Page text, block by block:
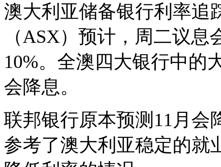
澳大利亚储备银行利率追
（ASX）预计，周二议息
10%。全澳四大银行中的
会降息。
联邦银行原本预测 11 月会
参考了澳大利亚稳定的就